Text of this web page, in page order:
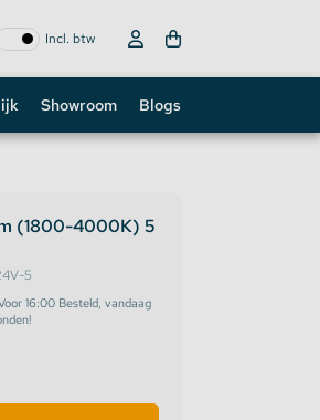
Incl. btw
Showroom Blogs
(1800-4000K) 5
5
16:00 Besteld, vandaag